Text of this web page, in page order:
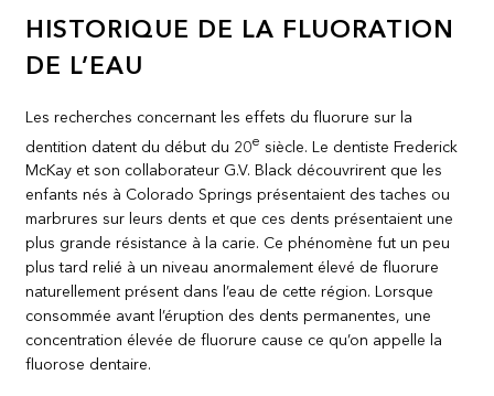
HISTORIQUE DE LA FLUORATION
DE L’EAU
Les recherches concernant les effets du fluorure sur la
dentition datent du début du 20e siècle. Le dentiste Frederick
McKay et son collaborateur G.V. Black découvrirent que les
enfants nés à Colorado Springs présentaient des taches ou
marbrures sur leurs dents et que ces dents présentaient une
plus grande résistance à la carie. Ce phénomène fut un peu
plus tard relié à un niveau anormalement élevé de fluorure
naturellement présent dans l’eau de cette région. Lorsque
consommée avant l’éruption des dents permanentes, une
concentration élevée de fluorure cause ce qu’on appelle la
fluorose dentaire.